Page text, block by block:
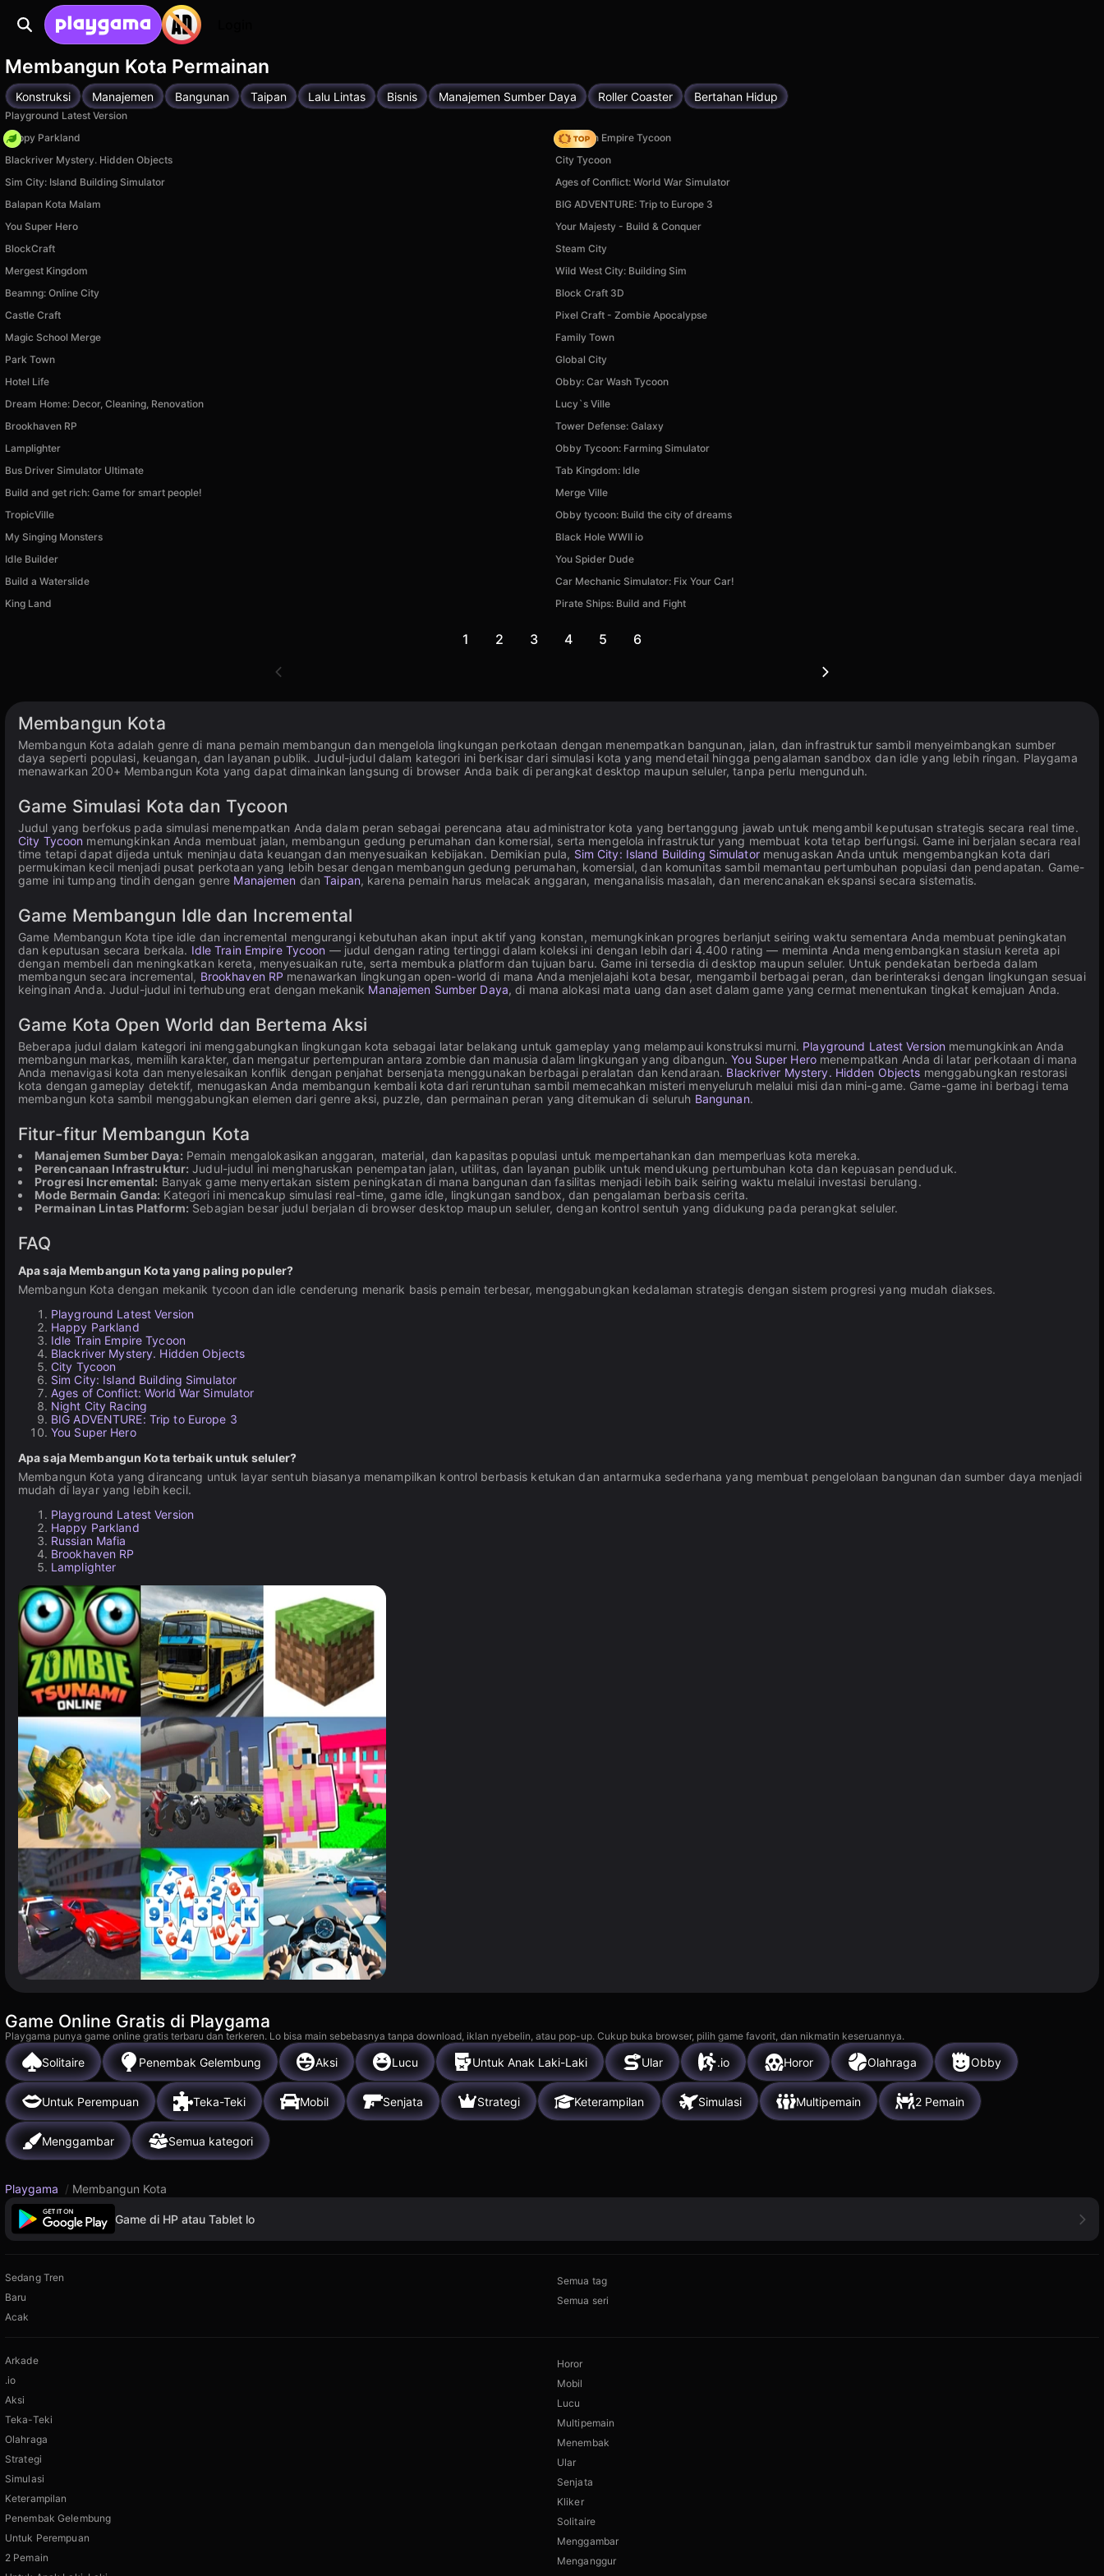
Membangun Kota Permainan
Konstruksi Manajemen Bangunan Taipan Lalu Lintas Bisnis Manajemen Sumber Daya Roller Coaster Bertahan Hidup
Playground Latest Version
Happy Parkland
Idle Train Empire Tycoon
Blackriver Mystery. Hidden Objects
City Tycoon
Sim City: Island Building Simulator
Ages of Conflict: World War Simulator
Balapan Kota Malam
BIG ADVENTURE: Trip to Europe 3
You Super Hero
Your Majesty - Build & Conquer
BlockCraft
Steam City
Mergest Kingdom
Wild West City: Building Sim
Beamng: Online City
Block Craft 3D
Castle Craft
Pixel Craft - Zombie Apocalypse
Magic School Merge
Family Town
Park Town
Global City
Hotel Life
Obby: Car Wash Tycoon
Dream Home: Decor, Cleaning, Renovation
Lucy`s Ville
Brookhaven RP
Tower Defense: Galaxy
Lamplighter
Obby Tycoon: Farming Simulator
Bus Driver Simulator Ultimate
Tab Kingdom: Idle
Build and get rich: Game for smart people!
Merge Ville
TropicVille
Obby tycoon: Build the city of dreams
My Singing Monsters
Black Hole WWII io
Idle Builder
You Spider Dude
Build a Waterslide
Car Mechanic Simulator: Fix Your Car!
King Land
Pirate Ships: Build and Fight
1 2 3 4 5 6
Membangun Kota
Membangun Kota adalah genre di mana pemain membangun dan mengelola lingkungan perkotaan dengan menempatkan bangunan, jalan, dan infrastruktur sambil menyeimbangkan sumber
daya seperti populasi, keuangan, dan layanan publik. Judul-judul dalam kategori ini berkisar dari simulasi kota yang mendetail hingga pengalaman sandbox dan idle yang lebih ringan. Playgama
menawarkan 200+ Membangun Kota yang dapat dimainkan langsung di browser Anda baik di perangkat desktop maupun seluler, tanpa perlu mengunduh.
Game Simulasi Kota dan Tycoon
Judul yang berfokus pada simulasi menempatkan Anda dalam peran sebagai perencana atau administrator kota yang bertanggung jawab untuk mengambil keputusan strategis secara real time.
City Tycoon memungkinkan Anda membuat jalan, membangun gedung perumahan dan komersial, serta mengelola infrastruktur yang membuat kota tetap berfungsi. Game ini berjalan secara real
time tetapi dapat dijeda untuk meninjau data keuangan dan menyesuaikan kebijakan. Demikian pula, Sim City: Island Building Simulatormenugaskan Anda untuk mengembangkan kota dari
permukiman kecil menjadi pusat perkotaan yang lebih besar dengan membangun gedung perumahan, komersial, dan komunitas sambil memantau pertumbuhan populasi dan pendapatan. Game-
game ini tumpang tindih dengan genre Manajemen danTaipan, karena pemain harus melacak anggaran, menganalisis masalah, dan merencanakan ekspansi secara sistematis.
Game Membangun Idle dan Incremental
Game Membangun Kota tipe idle dan incremental mengurangi kebutuhan akan input aktif yang konstan, memungkinkan progres berlanjut seiring waktu sementara Anda membuat peningkatan
dan keputusan secara berkala. Idle Train Empire Tycoon — judul dengan rating tertinggi dalam koleksi ini dengan lebih dari 4.400 rating — meminta Anda mengembangkan stasiun kereta api
dengan membeli dan meningkatkan kereta, menyesuaikan rute, serta membuka platform dan tujuan baru. Game ini tersedia di desktop maupun seluler. Untuk pendekatan berbeda dalam
membangun secara incremental, Brookhaven RP menawarkan lingkungan open-world di mana Anda menjelajahi kota besar, mengambil berbagai peran, dan berinteraksi dengan lingkungan sesuai
keinginan Anda. Judul-judul ini terhubung erat dengan mekanik Manajemen Sumber Daya, di mana alokasi mata uang dan aset dalam game yang cermat menentukan tingkat kemajuan Anda.
Game Kota Open World dan Bertema Aksi
Beberapa judul dalam kategori ini menggabungkan lingkungan kota sebagai latar belakang untuk gameplay yang melampaui konstruksi murni. Playground Latest Version memungkinkan Anda
membangun markas, memilih karakter, dan mengatur pertempuran antara zombie dan manusia dalam lingkungan yang dibangun.You Super Heromenempatkan Anda di latar perkotaan di mana
Anda menavigasi kota dan menyelesaikan konflik dengan penjahat bersenjata menggunakan berbagai peralatan dan kendaraan. Blackriver Mystery. Hidden Objects menggabungkan restorasi
kota dengan gameplay detektif, menugaskan Anda membangun kembali kota dari reruntuhan sambil memecahkan misteri menyeluruh melalui misi dan mini-game. Game-game ini berbagi tema
membangun kota sambil menggabungkan elemen dari genre aksi, puzzle, dan permainan peran yang ditemukan di seluruh Bangunan.
Fitur-fitur Membangun Kota
Manajemen Sumber Daya: Pemain mengalokasikan anggaran, material, dan kapasitas populasi untuk mempertahankan dan memperluas kota mereka.
Perencanaan Infrastruktur: Judul-judul ini mengharuskan penempatan jalan, utilitas, dan layanan publik untuk mendukung pertumbuhan kota dan kepuasan penduduk.
Progresi Incremental: Banyak game menyertakan sistem peningkatan di mana bangunan dan fasilitas menjadi lebih baik seiring waktu melalui investasi berulang.
Mode Bermain Ganda: Kategori ini mencakup simulasi real-time, game idle, lingkungan sandbox, dan pengalaman berbasis cerita.
Permainan Lintas Platform: Sebagian besar judul berjalan di browser desktop maupun seluler, dengan kontrol sentuh yang didukung pada perangkat seluler.
FAQ
Apa saja Membangun Kota yang paling populer?
Membangun Kota dengan mekanik tycoon dan idle cenderung menarik basis pemain terbesar, menggabungkan kedalaman strategis dengan sistem progresi yang mudah diakses.
Playground Latest Version
Happy Parkland
Idle Train Empire Tycoon
Blackriver Mystery. Hidden Objects
City Tycoon
Sim City: Island Building Simulator
Ages of Conflict: World War Simulator
Night City Racing
BIG ADVENTURE: Trip to Europe 3
You Super Hero
Apa saja Membangun Kota terbaik untuk seluler?
Membangun Kota yang dirancang untuk layar sentuh biasanya menampilkan kontrol berbasis ketukan dan antarmuka sederhana yang membuat pengelolaan bangunan dan sumber daya menjadi
mudah di layar yang lebih kecil.
Playground Latest Version
Happy Parkland
Russian Mafia
Brookhaven RP
Lamplighter
Game Online Gratis di Playgama
Playgama punya game online gratis terbaru dan terkeren. Lo bisa main sebebasnya tanpa download, iklan nyebelin, atau pop-up. Cukup buka browser, pilih game favorit, dan nikmatin keseruannya.
Solitaire Penembak Gelembung Aksi Lucu Untuk Anak Laki-Laki Ular .io Horor Olahraga Obby
Untuk Perempuan Teka-Teki Mobil Senjata Strategi Keterampilan Simulasi Multipemain 2 Pemain
Menggambar Semua kategori
Playgama / Membangun Kota
Game di HP atau Tablet lo
Sedang Tren
Baru
Acak
Semua tag
Semua seri
Arkade
.io
Aksi
Teka-Teki
Olahraga
Strategi
Simulasi
Keterampilan
Penembak Gelembung
Untuk Perempuan
2 Pemain
Horor
Mobil
Lucu
Multipemain
Menembak
Ular
Senjata
Kliker
Solitaire
Menggambar
Menganggur